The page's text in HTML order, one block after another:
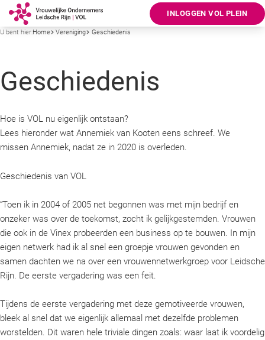
INLOGGEN VOL PLEIN
U bent hier:Home Vereniging Geschiedenis
Geschiedenis
Hoe is VOL nu eigenlijk ontstaan?
Lees hieronder wat Annemiek van Kooten eens schreef. We
missen Annemiek, nadat ze in 2020 is overleden.
Geschiedenis van VOL
“Toen ik in 2004 of 2005 net begonnen was met mijn bedrijf en
onzeker was over de toekomst, zocht ik gelijkgestemden. Vrouwen
die ook in de Vinex probeerden een business op te bouwen. In mijn
eigen netwerk had ik al snel een groepje vrouwen gevonden en
samen dachten we na over een vrouwennetwerkgroep voor Leidsche
Rijn. De eerste vergadering was een feit.
Tijdens de eerste vergadering met deze gemotiveerde vrouwen,
bleek al snel dat we eigenlijk allemaal met dezelfde problemen
worstelden. Dit waren hele triviale dingen zoals: waar laat ik voordelig